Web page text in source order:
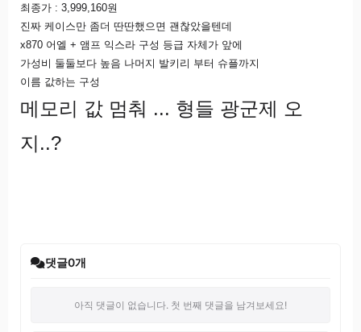
최종가 : 3,999,160원
진짜 케이스만 좀더 딴딴했으면 괜찮았을텐데
x870 어엘 + 앰프 익스라 구성 등급 자체가 앞에
가성비 둘둘보다 높음 나머지 발키리 부터 슈플까지
이름 값하는 구성
메모리 값 멈춰 ... 형들 광군제 오
지..?
댓글0개
아직 댓글이 없습니다. 첫 번째 댓글을 남겨보세요!